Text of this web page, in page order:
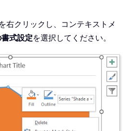
右クリックし、コンテキストメ
式設定を選択してください。